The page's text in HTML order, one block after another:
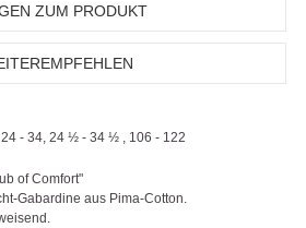
ZUM PRODUKT
- 34, 24 ½ - 34 ½ , 106 - 122
of Comfort"
Gabardine aus Pima-Cotton.